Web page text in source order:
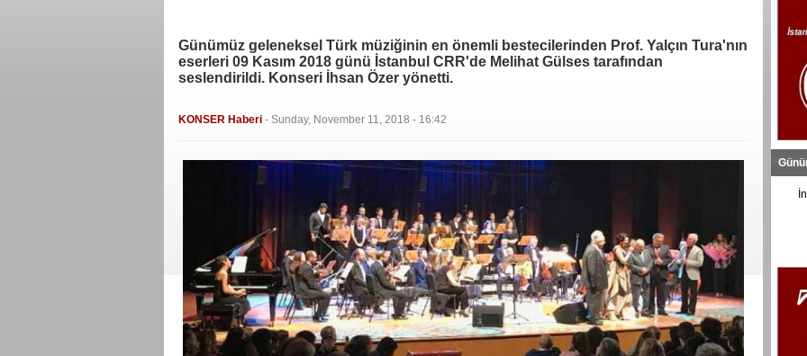
Günümüz geleneksel Türk müziğinin en önemli bestecilerinden Prof. Yalçın Tura'nın
eserleri 09 Kasım 2018 günü İstanbul CRR'de Melihat Gülses tarafından
seslendirildi. Konseri İhsan Özer yönetti.
KONSER Haberi- Sunday, November 11, 2018 - 16:42